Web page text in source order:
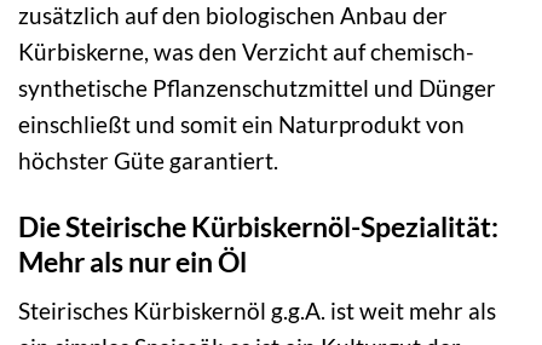
zusätzlich auf den biologischen Anbau der
Kürbiskerne, was den Verzicht auf chemisch-
synthetische Pflanzenschutzmittel und Dünger
einschließt und somit ein Naturprodukt von
höchster Güte garantiert.
Die Steirische Kürbiskernöl-Spezialität:
Mehr als nur ein Öl
Steirisches Kürbiskernöl g.g.A. ist weit mehr als